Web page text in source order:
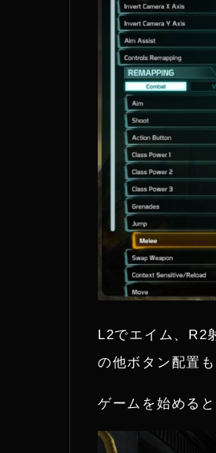
L2でエイム、R2
の他ボタン配置
ゲームを始める